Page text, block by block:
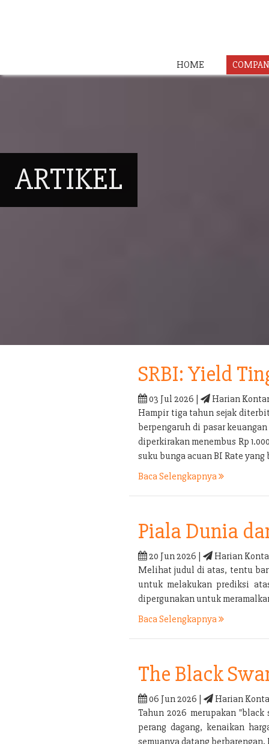
HOME
ARTIKEL
SRBI: Yield
03 Jul 2026 |
Harian
Hampir tiga tahun sejak
berpengaruh di pasar
diperkirakan menembus Rp
suku bunga acuan BI Rate yang
Baca Selengkapnya
Piala Dunia
20 Jun 2026 |
Harian
Melihat judul di atas, tentu
untuk melakukan prediksi
dipergunakan untuk
Baca Selengkapnya
The Black
06 Jun 2026 |
Harian
Tahun 2026 merupakan
perang dagang, kenaikan
semuanya datang